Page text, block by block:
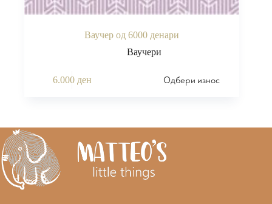
Ваучер од 6000 денари
Ваучери
6.000 ден Одбери износ